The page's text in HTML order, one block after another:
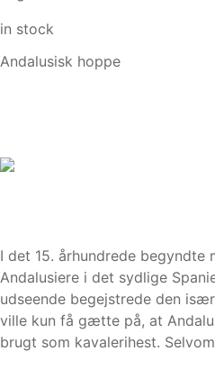
in stock
Andalusisk hoppe
I det 15. århundrede begyndte
Andalusiere i det sydlige
udseende begejstrede den
ville kun få gætte på, at
brugt som kavalerihest.